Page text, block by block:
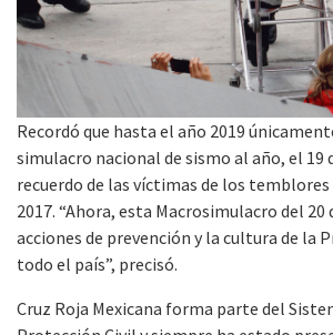
Recordó que hasta el año 2019
simulacro nacional de sismo al año, el 19
recuerdo de las víctimas de los temblores
2017. “Ahora, esta Macrosimulacro del
acciones de prevención y la cultura de la
todo el país”, precisó.
Cruz Roja Mexicana forma parte del